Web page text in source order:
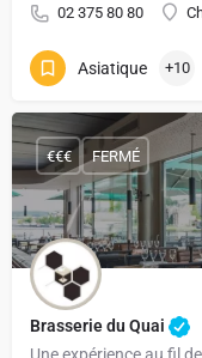
02 375 80 80
Asiatique +10
Brasserie du Quai
€€€ FERMÉ